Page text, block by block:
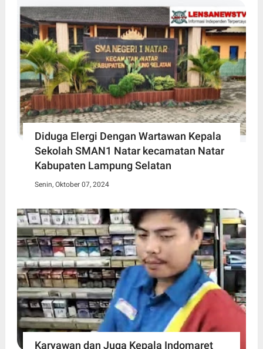
Diduga Elergi Dengan Wartawan Kepala
Sekolah SMAN1 Natar kecamatan Natar
Kabupaten Lampung Selatan
Senin, Oktober 07, 2024
Karyawan dan Juga Kepala Indomaret